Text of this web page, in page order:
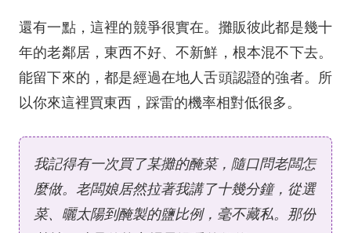
還有一點，這裡的競爭很實在。攤販彼此都是幾十
年的老鄰居，東西不好、不新鮮，根本混不下去。
能留下來的，都是經過在地人舌頭認證的強者。所
以你來這裡買東西，踩雷的機率相對低很多。
我記得有一次買了某攤的醃菜，隨口問老闆怎
麼做。老闆娘居然拉著我講了十幾分鐘，從選
菜、曬太陽到醃製的鹽比例，毫不藏私。那份